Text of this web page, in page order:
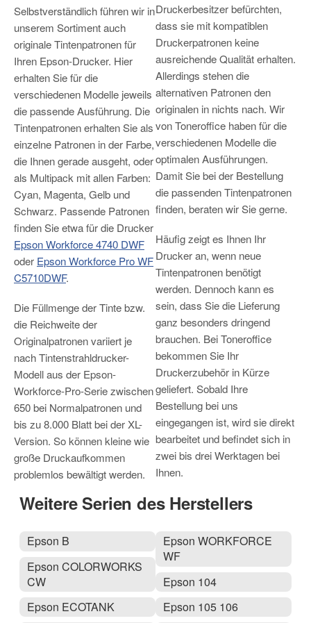
Selbstverständlich führen wir in
unserem Sortiment auch
originale Tintenpatronen für
Ihren Epson-Drucker. Hier
erhalten Sie für die
verschiedenen Modelle jeweils
die passende Ausführung. Die
Tintenpatronen erhalten Sie als
einzelne Patronen in der Farbe,
die Ihnen gerade ausgeht, oder
als Multipack mit allen Farben:
Cyan, Magenta, Gelb und
Schwarz. Passende Patronen
finden Sie etwa für die Drucker
Epson Workforce 4740 DWF
oder Epson Workforce Pro WF
C5710DWF.
Die Füllmenge der Tinte bzw.
die Reichweite der
Originalpatronen variiert je
nach Tintenstrahldrucker-
Modell aus der Epson-
Workforce-Pro-Serie zwischen
650 bei Normalpatronen und
bis zu 8.000 Blatt bei der XL-
Version. So können kleine wie
große Druckaufkommen
problemlos bewältigt werden.
Druckerbesitzer befürchten,
dass sie mit kompatiblen
Druckerpatronen keine
ausreichende Qualität erhalten.
Allerdings stehen die
alternativen Patronen den
originalen in nichts nach. Wir
von Toneroffice haben für die
verschiedenen Modelle die
optimalen Ausführungen.
Damit Sie bei der Bestellung
die passenden Tintenpatronen
finden, beraten wir Sie gerne.
Häufig zeigt es Ihnen Ihr
Drucker an, wenn neue
Tintenpatronen benötigt
werden. Dennoch kann es
sein, dass Sie die Lieferung
ganz besonders dringend
brauchen. Bei Toneroffice
bekommen Sie Ihr
Druckerzubehör in Kürze
geliefert. Sobald Ihre
Bestellung bei uns
eingegangen ist, wird sie direkt
bearbeitet und befindet sich in
zwei bis drei Werktagen bei
Ihnen.
Weitere Serien des Herstellers
Epson B
Epson COLORWORKS
CW
Epson ECOTANK
Epson WORKFORCE
WF
Epson 104
Epson 105 106